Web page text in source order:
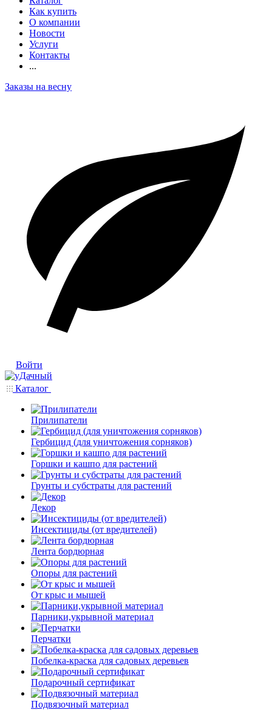
Как купить
О компании
Новости
Услуги
Контакты
...
Заказы на весну
Войти
Каталог
Прилипатели
Гербицид (для уничтожения сорняков)
Горшки и кашпо для растений
Грунты и субстраты для растений
Декор
Инсектициды (от вредителей)
Лента бордюрная
Опоры для растений
От крыс и мышей
Парники,укрывной материал
Перчатки
Побелка-краска для садовых деревьев
Подарочный сертификат
Подвязочный материал